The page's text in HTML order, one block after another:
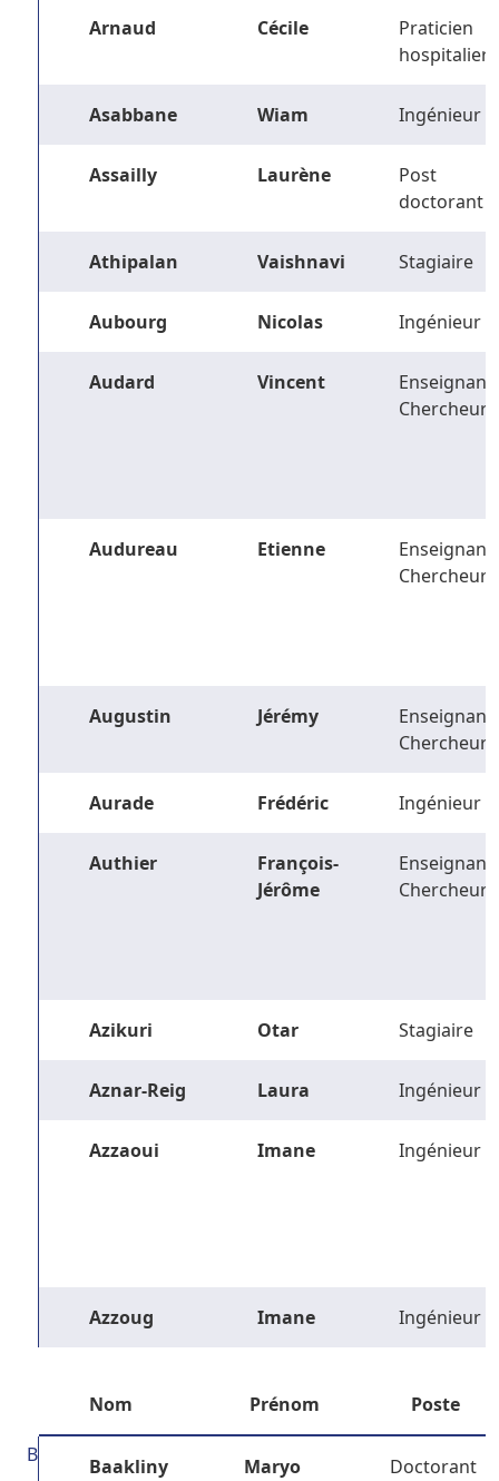
Arnaud Cécile
Praticien
hospitalier
Asabbane Wiam Ingénieur
Assailly Laurène
Post
doctorant
Athipalan Vaishnavi Stagiaire
Aubourg Nicolas Ingénieur
Audard Vincent
Enseignant-
Chercheur
Audureau Etienne
Enseignant-
Chercheur
Augustin Jérémy
Enseignant-
Chercheur
Aurade Frédéric Ingénieur
Authier
François-
Jérôme
Enseignant-
Chercheur
Azikuri Otar Stagiaire
Aznar-Reig Laura Ingénieur
Azzaoui Imane Ingénieur
Azzoug Imane Ingénieur
Nom Prénom Poste
B Baakliny Maryo Doctorant